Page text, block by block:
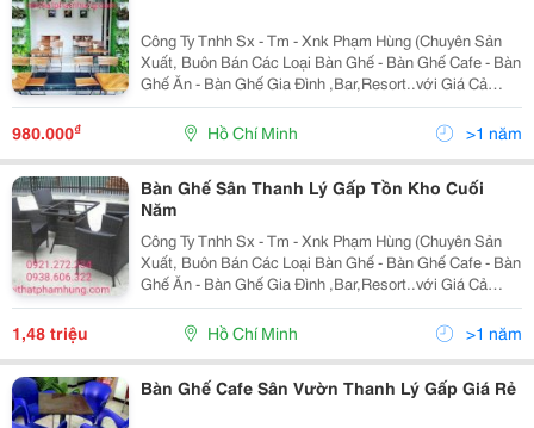
Công Ty Tnhh Sx - Tm - Xnk Phạm Hùng (Chuyên Sản
Xuất, Buôn Bán Các Loại Bàn Ghế - Bàn Ghế Cafe - Bàn
Ghế Ăn - Bàn Ghế Gia Đình ,Bar,Resort..với Giá Cả
Cạnh Tranh Của Nhà Sản Xuất,Nhiều Mẫu Mã Đa
Dạng,Bảo Hành 12 Tháng,Vận Chuyển Miễn Phí,Uy Tín
980.000₫ Hồ Chí Minh >1 năm
Bàn Ghế Sân Thanh Lý Gấp Tồn Kho Cuối
Năm
Công Ty Tnhh Sx - Tm - Xnk Phạm Hùng (Chuyên Sản
Xuất, Buôn Bán Các Loại Bàn Ghế - Bàn Ghế Cafe - Bàn
Ghế Ăn - Bàn Ghế Gia Đình ,Bar,Resort..với Giá Cả
Cạnh Tranh Của Nhà Sản Xuất,Nhiều Mẫu Mã Đa
Dạng,Bảo Hành 12 Tháng,Vận Chuyển Miễn Phí,Uy Tín
1,48 triệu Hồ Chí Minh >1 năm
Bàn Ghế Cafe Sân Vườn Thanh Lý Gấp Giá Rẻ